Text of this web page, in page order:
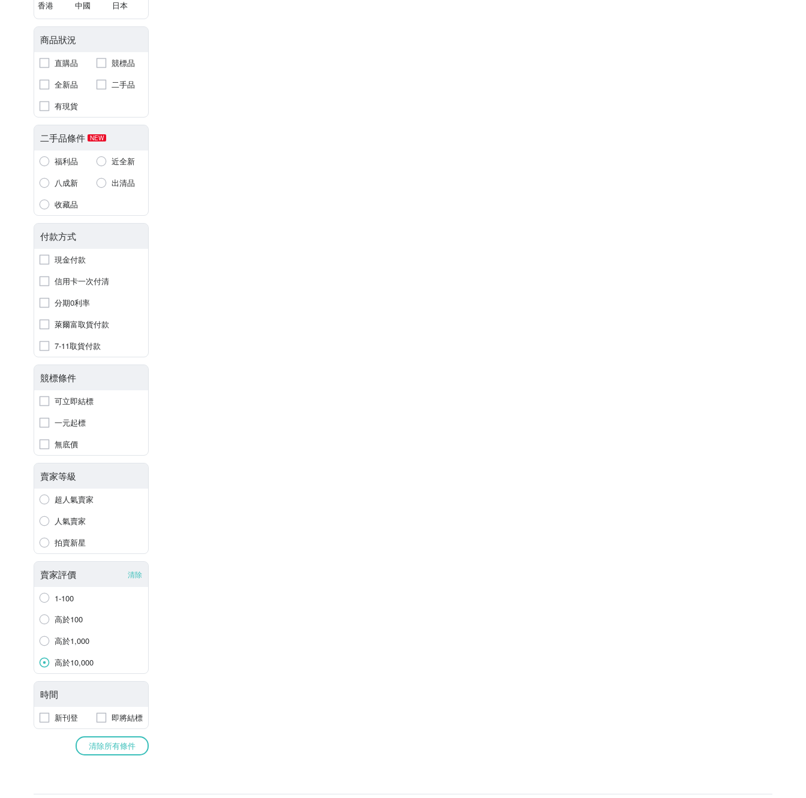
香港 中國 日本
商品狀況
直購品
競標品
全新品
二手品
有現貨
二手品條件 NEW
福利品
近全新
八成新
出清品
收藏品
付款方式
現金付款
信用卡一次付清
分期0利率
萊爾富取貨付款
7-11取貨付款
競標條件
可立即結標
一元起標
無底價
賣家等級
超人氣賣家
人氣賣家
拍賣新星
賣家評價 清除
1-100
高於100
高於1,000
高於10,000
時間
新刊登 即將結標
清除所有條件